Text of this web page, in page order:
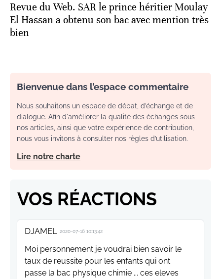
Revue du Web. SAR le prince héritier Moulay
El Hassan a obtenu son bac avec mention très
bien
Bienvenue dans l’espace commentaire
Nous souhaitons un espace de débat, d’échange et de
dialogue. Afin d'améliorer la qualité des échanges sous
nos articles, ainsi que votre expérience de contribution,
nous vous invitons à consulter nos règles d’utilisation.
Lire notre charte
VOS RÉACTIONS
DJAMEL 2020-07-16 10:13:42
Moi personnement je voudrai bien savoir le
taux de reussite pour les enfants qui ont
passe la bac physique chimie ... ces eleves